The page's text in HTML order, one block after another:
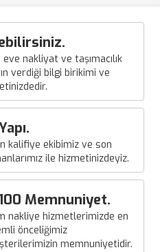
nakliyat ve taşımacılık
verdiği bilgi birikimi ve
kalifiye ekibimiz ve son
ile hizmetinizdeyiz.
Memnuniyet.
nakliye hizmetlerimizde en
önceliğimiz
memnuniyetidir.